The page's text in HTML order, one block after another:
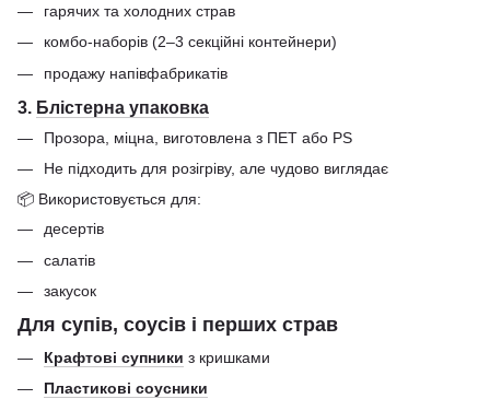
гарячих та холодних страв
комбо-наборів (2–3 секційні контейнери)
продажу напівфабрикатів
3. Блістерна упаковка
Прозора, міцна, виготовлена з ПЕТ або PS
Не підходить для розігріву, але чудово виглядає
📦 Використовується для:
десертів
салатів
закусок
Для супів, соусів і перших страв
Крафтові супники з кришками
Пластикові соусники